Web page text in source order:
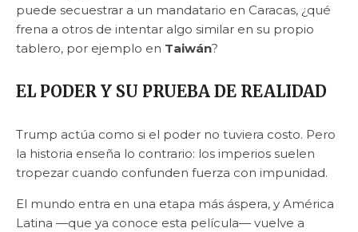
puede secuestrar a un mandatario en Caracas, ¿qué
frena a otros de intentar algo similar en su propio
tablero, por ejemplo en Taiwán?
EL PODER Y SU PRUEBA DE REALIDAD
Trump actúa como si el poder no tuviera costo. Pero
la historia enseña lo contrario: los imperios suelen
tropezar cuando confunden fuerza con impunidad.
El mundo entra en una etapa más áspera, y América
Latina —que ya conoce esta película— vuelve a